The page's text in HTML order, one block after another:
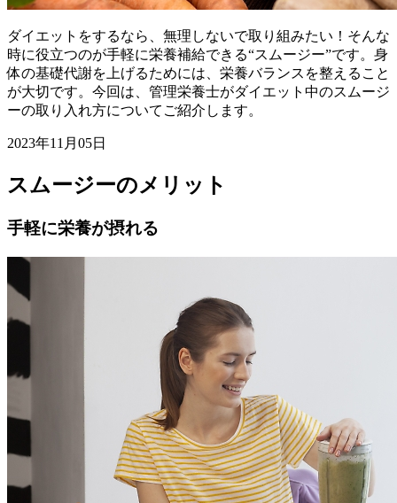
ダイエットをするなら、無理しないで取り組みたい！そんな
時に役立つのが手軽に栄養補給できる“スムージー”です。身
体の基礎代謝を上げるためには、栄養バランスを整えること
が大切です。今回は、管理栄養士がダイエット中のスムージ
ーの取り入れ方についてご紹介します。
2023年11月05日
スムージーのメリット
手軽に栄養が摂れる